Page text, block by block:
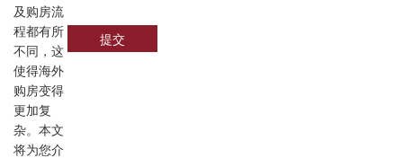
及购房流
程都有所
不同，这
使得海外
购房变得
更加复
杂。本文
将为您介
提交